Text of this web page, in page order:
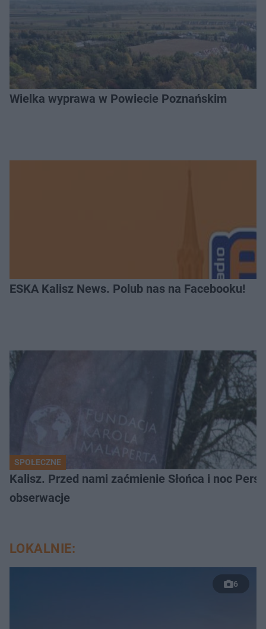
Wielka wyprawa w Powiecie Poznańskim
ESKA Kalisz News. Polub nas na Facebooku!
SPOŁECZNE
Kalisz. Przed nami zaćmienie Słońca i noc
obserwacje
LOKALNIE:
6